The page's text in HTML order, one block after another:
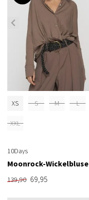
XS S M L
XXL
10Days
Moonrock-Wickelbluse
139,90 69,95